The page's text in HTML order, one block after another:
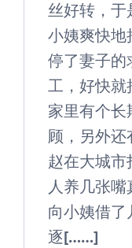
丝好转，于
小姨爽快地
停了妻子的
工，好快就
家里有个
顾，另外还
赵在大城
人养几张
向小姨借
逐[……]